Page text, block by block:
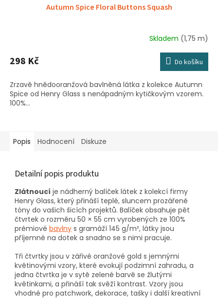
Autumn Spice Floral Buttons Squash
Skladem (1,75 m)
298 Kč Do košíku
Zrzavě hnědooranžová bavlněná látka z kolekce Autumn
Spice od Henry Glass s nenápadným kytičkovým vzorem.
100%...
Popis Hodnocení Diskuze
Detailní popis produktu
Zlátnoucí je nádherný balíček látek z kolekcí firmy
Henry Glass, který přináší teplé, sluncem prozářené
tóny do vašich šicích projektů. Balíček obsahuje pět
čtvrtek o rozměru 50 × 55 cm vyrobených ze 100%
prémiové bavlny s gramáží 145 g/m², látky jsou
příjemné na dotek a snadno se s nimi pracuje.
Tři čtvrtky jsou v zářivé oranžové gold s jemnými
květinovými vzory, které evokují podzimní zahradu, a
jedna čtvrtka je v sytě zelené barvě se žlutými
květinkami, a přináší tak svěží kontrast. Vzory jsou
vhodné pro patchwork, dekorace, tašky i další kreativní